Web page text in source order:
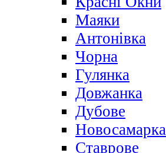
Маяки
Антонівка
Чорна
Гулянка
Довжанка
Дубове
Новосамарка
Ставрове